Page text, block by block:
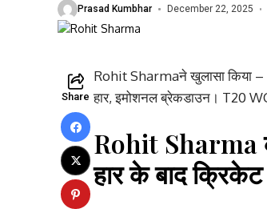
Prasad Kumbhar December 22, 2025
Share
Rohit Sharmaने खुलासा किया –
हार, इमोशनल ब्रेकडाउन। T20
Rohit Sharma
हार के बाद